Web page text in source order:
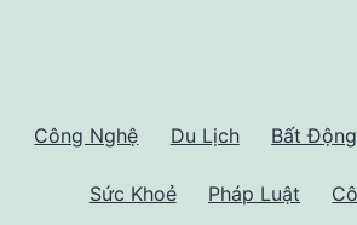
Công Nghệ Du Lịch Bất
Sức Khoẻ Pháp Luật